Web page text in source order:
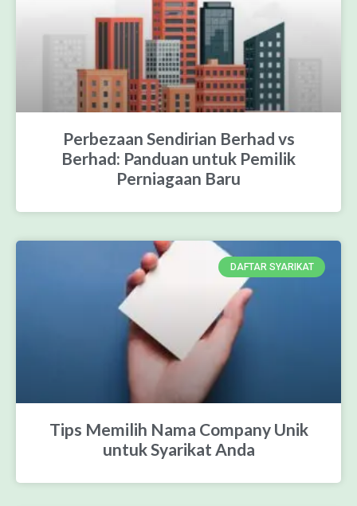
Perbezaan Sendirian Berhad vs
Berhad: Panduan untuk Pemilik
Perniagaan Baru
DAFTAR SYARIKAT
Tips Memilih Nama Company Unik
untuk Syarikat Anda